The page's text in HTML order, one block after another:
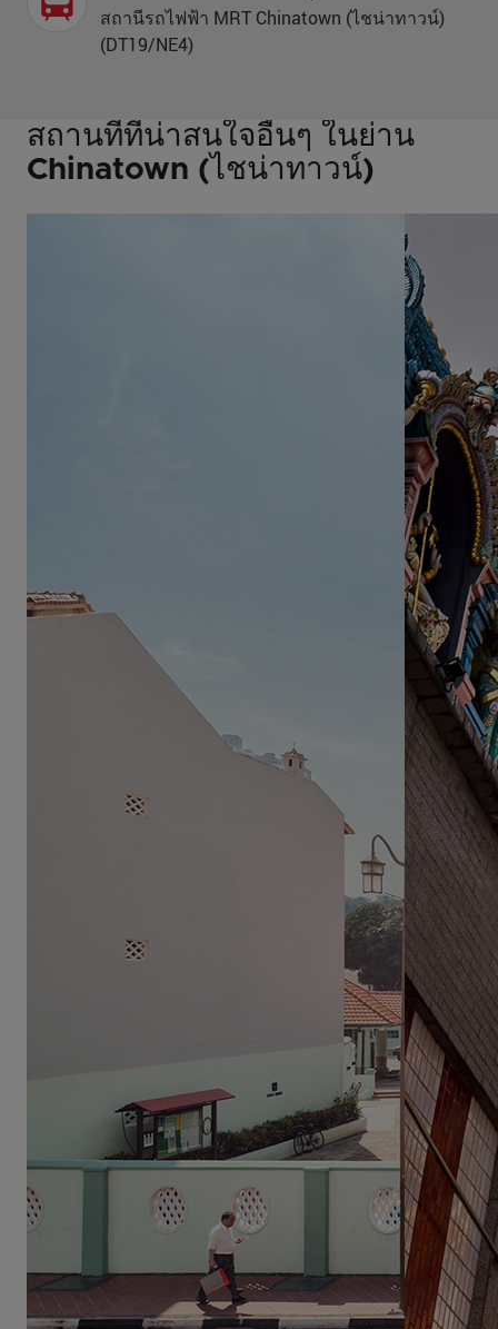
สถานีรถไฟฟ้า MRT Chinatown (ไชน่าทาวน์)
(DT19/NE4)
สถานที่ที่น่าสนใจอื่นๆ ในย่าน
Chinatown (ไชน่าทาวน์)